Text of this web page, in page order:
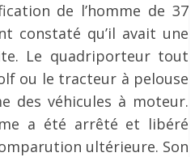
de l’homme de 37
constaté qu’il avait une
Le quadriporteur tout
ou le tracteur à pelouse
des véhicules à moteur.
a été arrêté et libéré
ultérieure. Son